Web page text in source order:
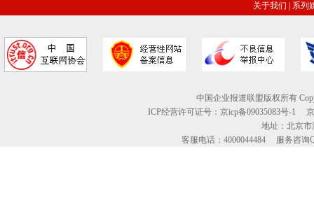
关于我们 系列
中国企业报道联盟版权所有
ICP经营许可证号：京icp备09035083号-1
地址：北京市
客服电话：4000044484 服务咨询